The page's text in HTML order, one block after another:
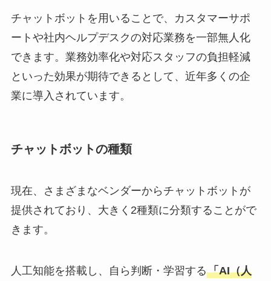
チャットボットを用いることで、カスタマーサポ
ートや社内ヘルプデスクの対応業務を一部無人化
できます。業務効率化や対応スタッフの負担軽減
といった効果が期待できるとして、近年多くの企
業に導入されています。
チャットボットの種類
現在、さまざまなベンダーからチャットボットが
提供されており、大きく2種類に分類することがで
きます。
人工知能を搭載し、自ら判断・学習する「AI（人